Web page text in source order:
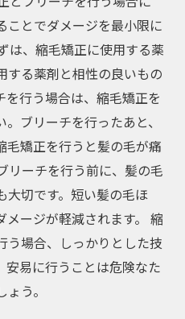
ことでダメージを最小限に
は、縮毛矯正に使用する薬
する薬剤と相性の良いもの
を行う場合は、縮毛矯正を
ブリーチを行ったあと、
毛矯正を行うと髪の毛が痛
リーチを行う前に、髪の毛
大切です。短い髪の毛ほ
メージが軽減されます。 縮
う場合、しっかりとした技
易に行うことは危険なた
う。